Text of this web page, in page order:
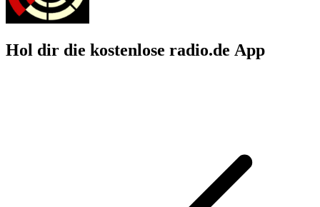
Hol dir die kostenlose radio.de App